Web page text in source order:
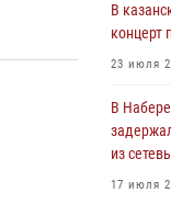
23 июля
В
23 июля
В Казани
В
концерт
23 июля
В
из
17 июля